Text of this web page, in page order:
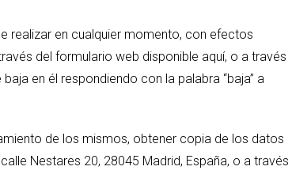
realizar en cualquier momento, con efectos
del formulario web disponible aquí, o a través
en él respondiendo con la palabra “baja” a
de los mismos, obtener copia de los datos
Nestares 20, 28045 Madrid, España, o a través